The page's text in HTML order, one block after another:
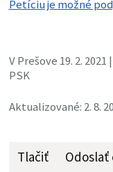
Petíciu je možné
V Prešove 19. 2.
PSK
Aktualizované: 2. 8.
Tlačiť Odoslať